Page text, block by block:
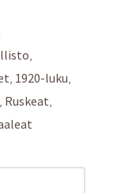
1920-luku
Ruskeat